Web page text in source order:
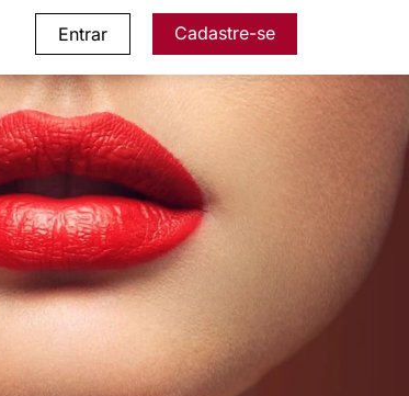
Entrar Cadastre-se